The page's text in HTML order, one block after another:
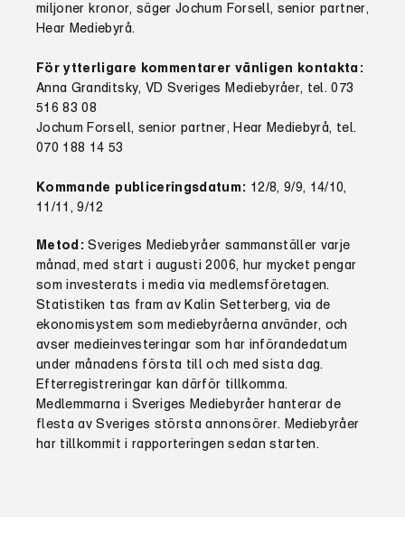
miljoner kronor, säger Jochum Forsell, senior partner,
Hear Mediebyrå.
För ytterligare kommentarer vänligen kontakta:
Anna Granditsky, VD Sveriges Mediebyråer, tel. 073
516 83 08
Jochum Forsell, senior partner, Hear Mediebyrå, tel.
070 188 14 53
Kommande publiceringsdatum: 12/8, 9/9, 14/10,
11/11, 9/12
Metod: Sveriges Mediebyråer sammanställer varje
månad, med start i augusti 2006, hur mycket pengar
som investerats i media via medlemsföretagen.
Statistiken tas fram av Kalin Setterberg, via de
ekonomisystem som mediebyråerna använder, och
avser medieinvesteringar som har införandedatum
under månadens första till och med sista dag.
Efterregistreringar kan därför tillkomma.
Medlemmarna i Sveriges Mediebyråer hanterar de
flesta av Sveriges största annonsörer. Mediebyråer
har tillkommit i rapporteringen sedan starten.